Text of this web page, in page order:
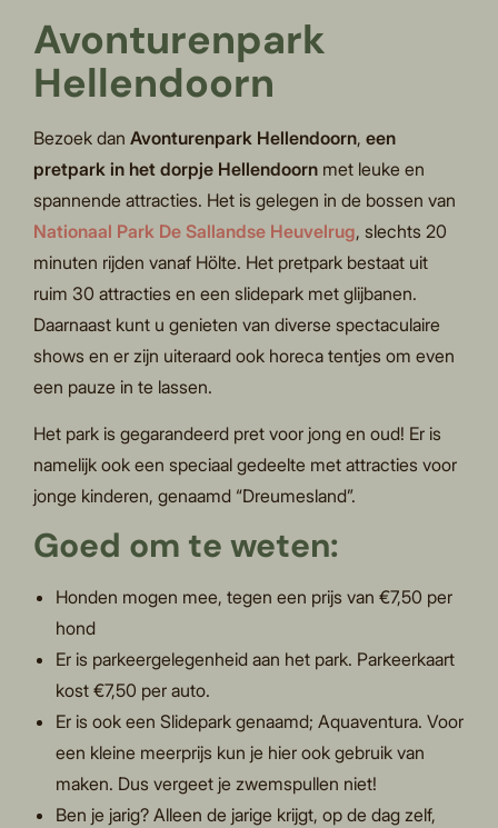
Avonturenpark
Hellendoorn
Bezoek danAvonturenpark Hellendoorn,een
pretpark in het dorpje Hellendoorn met leuke en
spannende attracties. Het is gelegen in de bossen van
Nationaal Park De Sallandse Heuvelrug, slechts 20
minuten rijden vanaf Hölte. Het pretpark bestaat uit
ruim 30 attracties en een slidepark met glijbanen.
Daarnaast kunt u genieten van diverse spectaculaire
shows en er zijn uiteraard ook horeca tentjes om even
een pauze in te lassen.
Het park is gegarandeerd pret voor jong en oud! Er is
namelijk ook een speciaal gedeelte met attracties voor
jonge kinderen, genaamd “Dreumesland”.
Goed om te weten:
Honden mogen mee, tegen een prijs van €7,50 per
hond
Er is parkeergelegenheid aan het park. Parkeerkaart
kost €7,50 per auto.
Er is ook een Slidepark genaamd; Aquaventura. Voor
een kleine meerprijs kun je hier ook gebruik van
maken. Dus vergeet je zwemspullen niet!
Ben je jarig? Alleen de jarige krijgt, op de dag zelf,